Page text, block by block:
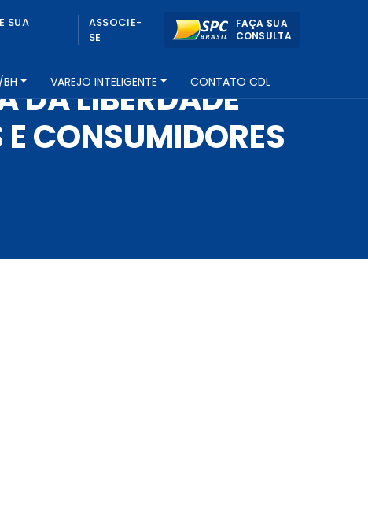
SUA
ASSOCIE-
SE
FAÇA SUA
CONSULTA
VAREJO INTELIGENTE CONTATO CDL
DA LIBERDADE
CONSUMIDORES